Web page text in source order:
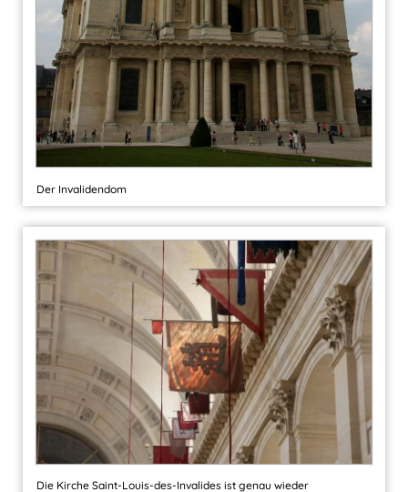
Der Invalidendom
Die Kirche Saint-Louis-des-Invalides ist genau wieder